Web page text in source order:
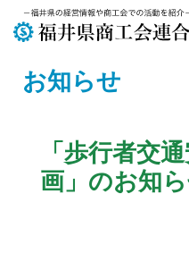
お知らせ
「歩行者交
画」のお知